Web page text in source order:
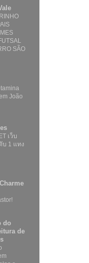
SÃO
João
เว็บ
บ 1 แทง
do
de